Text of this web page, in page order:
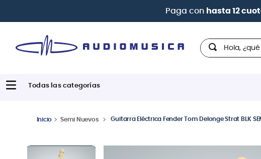
| Paga
Hola, ¿qué
Semi Nuevos Guitarra Eléctrica Fender Tom Delonge Strat BLK